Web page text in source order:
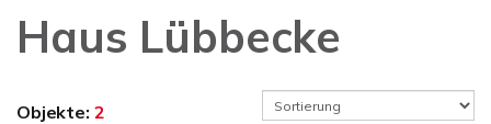
Haus Lübbecke
Objekte: 2